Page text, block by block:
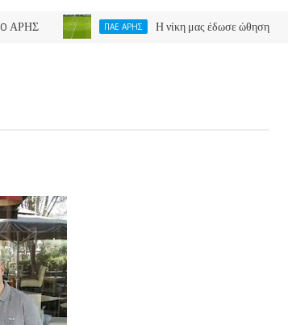
ΠΑΕ ΑΡΗΣ Η νίκη μας έδωσε ώθηση